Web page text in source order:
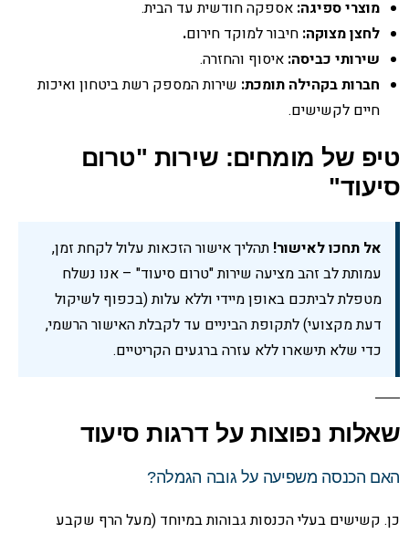
מוצרי ספיגה: אספקה חודשית עד הבית.
לחצן מצוקה: חיבור למוקד חירום.
שירותי כביסה: איסוף והחזרה.
חברות בקהילה תומכת: שירות המספק רשת ביטחון ואיכות
חיים לקשישים.
טיפ של מומחים: שירות "טרום
סיעוד"
אל תחכו לאישור! תהליך אישור הזכאות עלול לקחת זמן,
עמותת לב זהב מציעה שירות "טרום סיעוד" – אנו נשלח
מטפלת לביתכם באופן מיידי וללא עלות (בכפוף לשיקול
דעת מקצועי) לתקופת הביניים עד לקבלת האישור הרשמי,
כדי שלא תישארו ללא עזרה ברגעים הקריטיים.
שאלות נפוצות על דרגות סיעוד
האם הכנסה משפיעה על גובה הגמלה?
כן. קשישים בעלי הכנסות גבוהות במיוחד (מעל הרף שקבע